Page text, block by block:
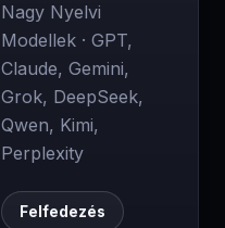
Nagy Nyelvi
Modellek · GPT,
Claude, Gemini,
Grok, DeepSeek,
Qwen, Kimi,
Perplexity
Felfedezés